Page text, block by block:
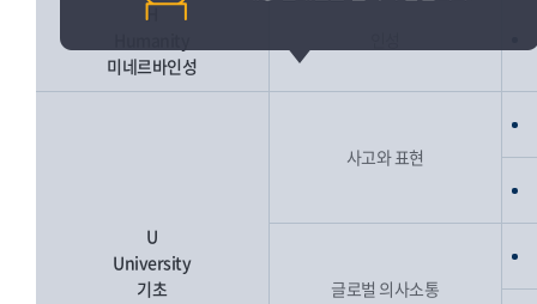
H
미네르바인성
U
University
기초
사고와 표현
글로벌 의사소통